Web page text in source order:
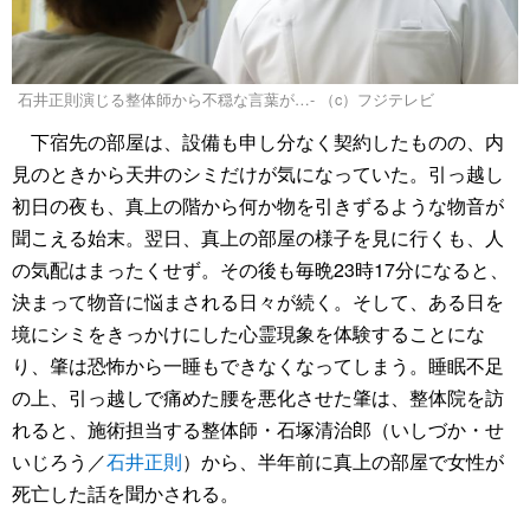
石井正則演じる整体師から不穏な言葉が…- （c）フジテレビ
下宿先の部屋は、設備も申し分なく契約したものの、内
見のときから天井のシミだけが気になっていた。引っ越し
初日の夜も、真上の階から何か物を引きずるような物音が
聞こえる始末。翌日、真上の部屋の様子を見に行くも、人
の気配はまったくせず。その後も毎晩23時17分になると、
決まって物音に悩まされる日々が続く。そして、ある日を
境にシミをきっかけにした心霊現象を体験することにな
り、肇は恐怖から一睡もできなくなってしまう。睡眠不足
の上、引っ越しで痛めた腰を悪化させた肇は、整体院を訪
れると、施術担当する整体師・石塚清治郎（いしづか・せ
いじろう／石井正則）から、半年前に真上の部屋で女性が
死亡した話を聞かされる。